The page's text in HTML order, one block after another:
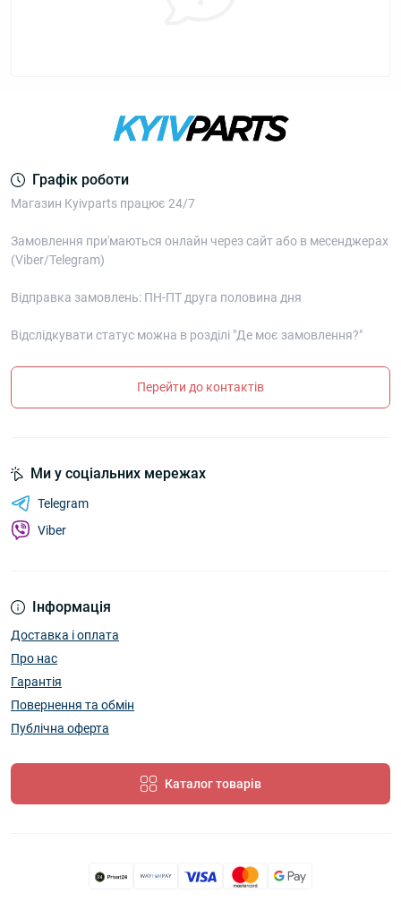
Графік роботи
Магазин Kyivparts працює 24/7
Замовлення при'маються онлайн через сайт або в месенджерах
(Viber/Telegram)
Відправка замовлень: ПН-ПТ друга половина дня
Відслідкувати статус можна в розділі "Де моє замовлення?"
Перейти до контактів
Інформація
Доставка і оплата
Про нас
Гарантія
Повернення та обмін
Публічна оферта
Каталог товарів
Ми у соціальних мережах
Telegram
Viber